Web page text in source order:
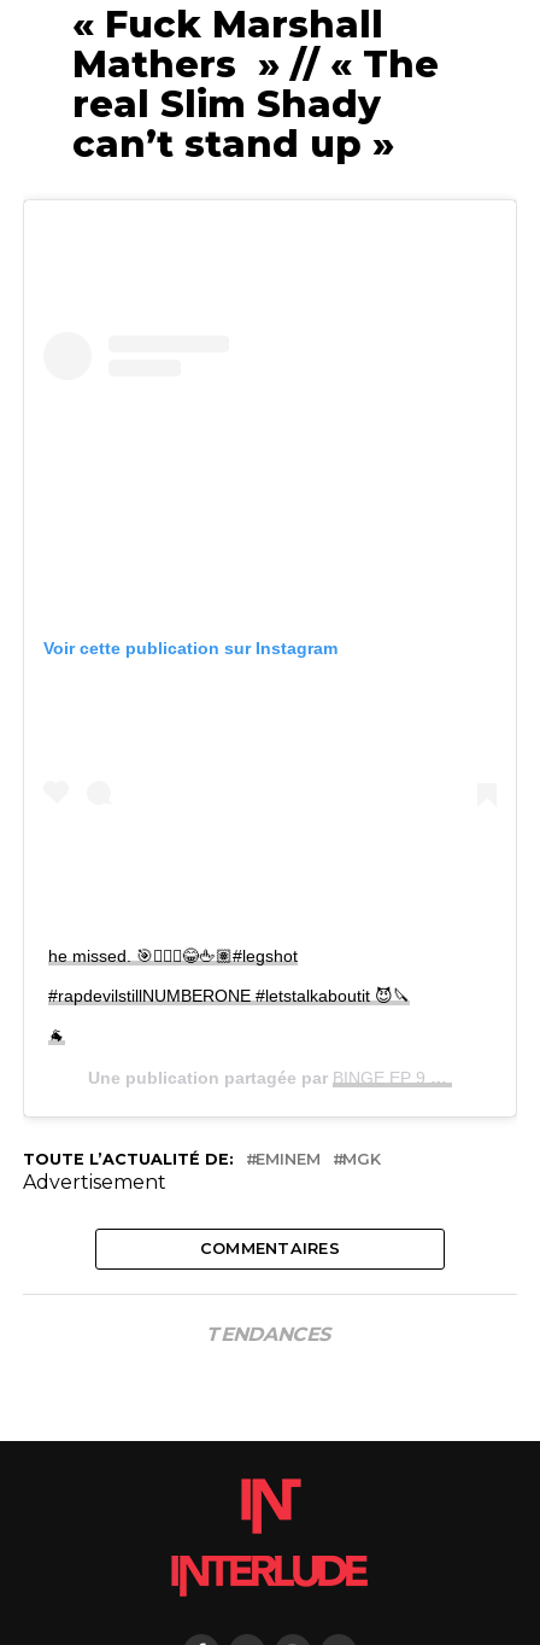
« Fuck Marshall
Mathers » // « The
real Slim Shady
can’t stand up »
Voir cette publication sur Instagram
he missed. 🎯🙅🏼‍♂️😂🖕🏽#legshot
#rapdevilstillNUMBERONE #letstalkaboutit 😈🔪
🐐
Une publication partagée parBINGE EP 9.21.18
TOUTE L’ACTUALITÉ DE: EMINEM MGK
Advertisement
COMMENTAIRES
TENDANCES